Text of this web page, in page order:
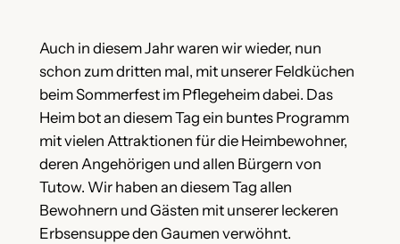
Auch in diesem Jahr waren wir wieder, nun
schon zum dritten mal, mit unserer Feldküchen
beim Sommerfest im Pflegeheim dabei. Das
Heim bot an diesem Tag ein buntes Programm
mit vielen Attraktionen für die Heimbewohner,
deren Angehörigen und allen Bürgern von
Tutow. Wir haben an diesem Tag allen
Bewohnern und Gästen mit unserer leckeren
Erbsensuppe den Gaumen verwöhnt.